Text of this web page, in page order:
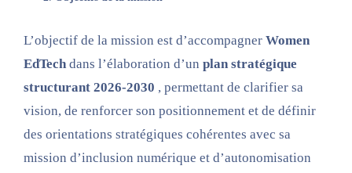
L’objectif de la mission est d’accompagner Women
EdTech dans l’élaboration d’un plan stratégique
structurant 2026-2030 , permettant de clarifier sa
vision, de renforcer son positionnement et de définir
des orientations stratégiques cohérentes avec sa
mission d’inclusion numérique et d’autonomisation